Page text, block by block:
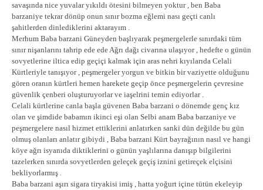
savaşında nice yuvalar yıkıldı ötesini bilmeyen yoktur , ben Baba
barzaniye tekrar dönüp onun sınır bozma eğlemi nası geçti canlı
şahitlerden dinlediklerini aktarayım .
Merhum Baba barzani Güneyden başlıyarak peşmergelerle sınırdaki tüm
sınır nişanlarını tahrip ede ede Ağrı dağı civarına ulaşıyor , hedefte o günün
sovyetlerine iltica edip geçiçi kalmak için aras nehri kıyılarıda Celali
Kürtleriyle tanışıyor , peşmergeler yorgun ve bitkin bir vaziyette olduğunu
gören oranın kürtleri hemen harekete geçip önce peşmergelerin çevresine
güvenlik çenberi oluşturuyorlar ve iaşelrini temin ediyorlar .
Celali kürtlerine canla başla güvenen Baba barzani o dönemde genç kız
olan ve şimdide babamın ikinci eşi olan Selbi anam Baba barzaniye ve
peşmergelere nasıl hizmet ettiklerini anlatırken sanki dün değilde bu gün
olmuş olanları anlatır gibiydi , Baba barzani Kürt bayrağının nasıl ve hangi
köye ağrı isyanıda diktiklerini o günün yaşlılarına danışıp bilgilerini
tazelerken sınırda sovyetlerden geleçek geçiş iznini getireçek elçisini
bekliyorlarmış .
Baba barzani aşırı sigara tiryakisi imiş , hatta yoğurt içine tütün ekeleyip